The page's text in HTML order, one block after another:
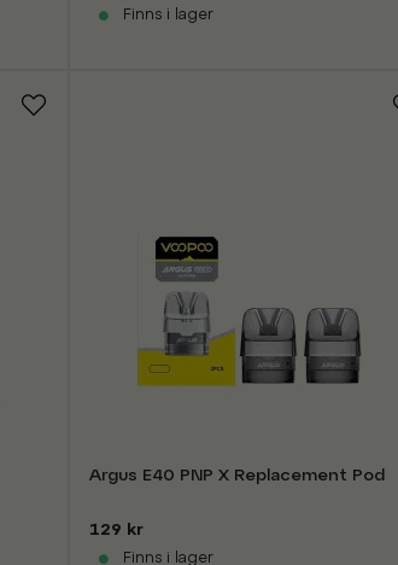
Finns i lager
Argus E40 PNP X Replacement Pod
129 kr
Finns i lager